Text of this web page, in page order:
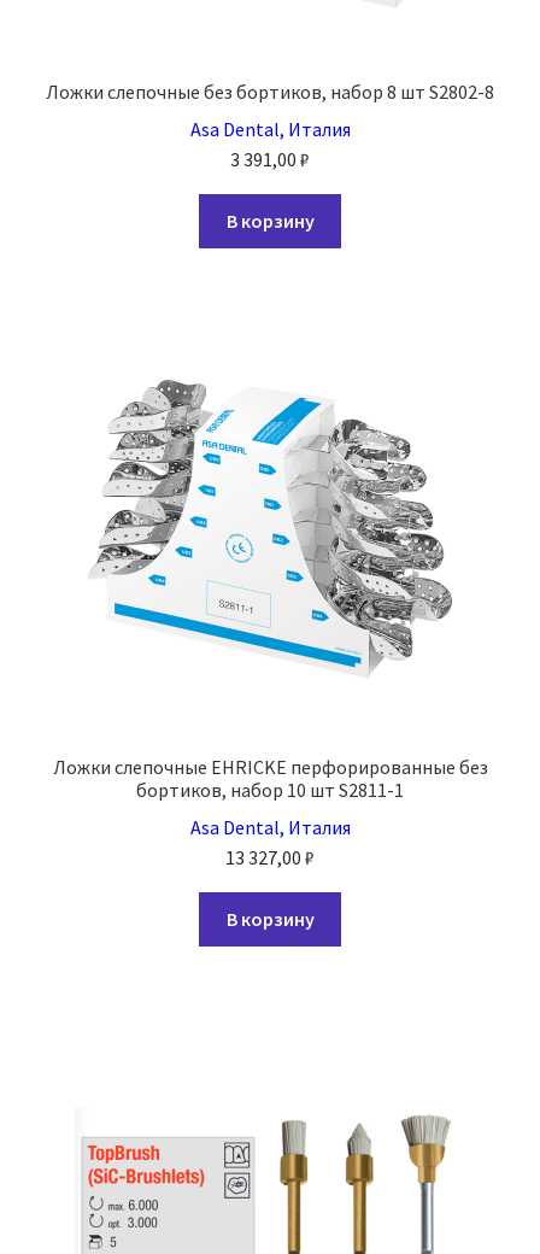
Ложки слепочные без бортиков, набор 8 шт S2802-8
Asa Dental, Италия
3 391,00 ₽
В корзину
Ложки слепочные EHRICKE перфорированные без
бортиков, набор 10 шт S2811-1
Asa Dental, Италия
13 327,00 ₽
В корзину